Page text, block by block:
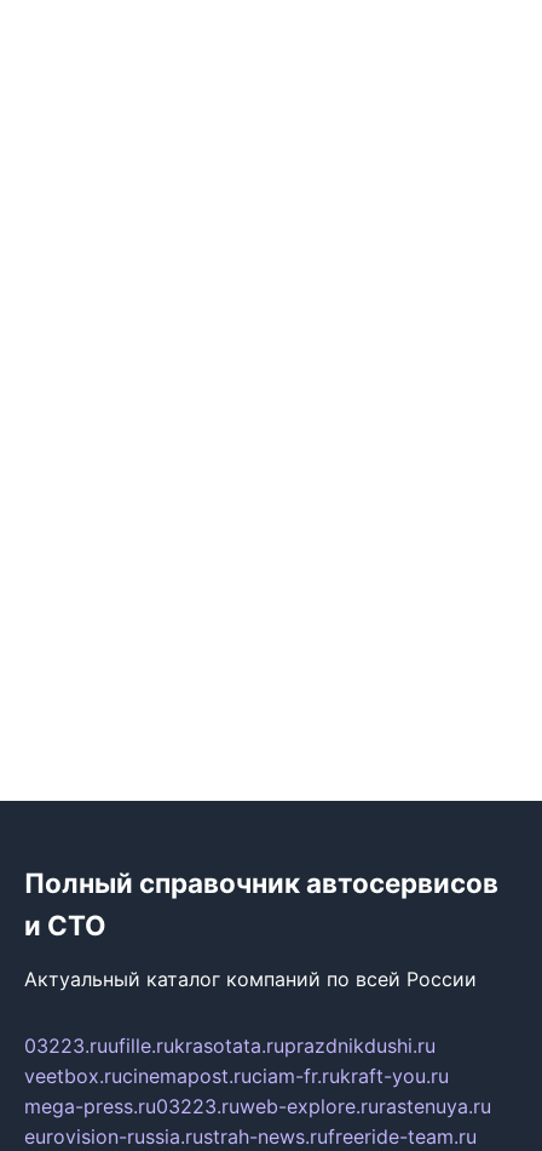
Полный справочник автосервисов
и СТО
Актуальный каталог компаний по всей России
03223.ruufille.rukrasotata.ruprazdnikdushi.ru
veetbox.rucinemapost.ruciam-fr.rukraft-you.ru
mega-press.ru03223.ruweb-explore.rurastenuya.ru
eurovision-russia.rustrah-news.rufreeride-team.ru